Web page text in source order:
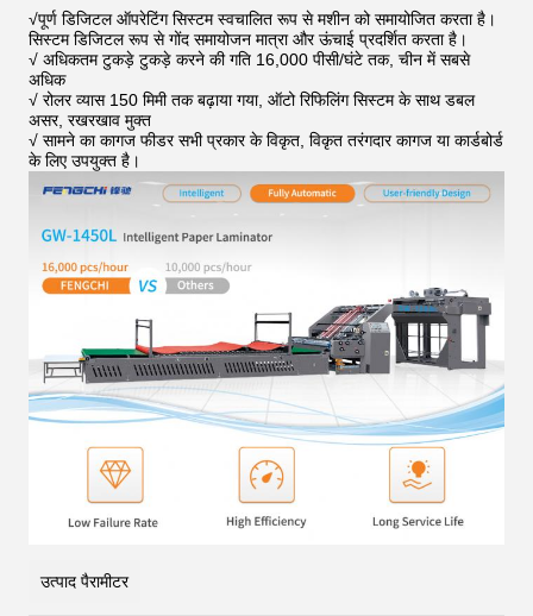
√पूर्ण डिजिटल ऑपरेटिंग सिस्टम स्वचालित रूप से मशीन को समायोजित करता है।
सिस्टम डिजिटल रूप से गोंद समायोजन मात्रा और ऊंचाई प्रदर्शित करता है।
√ अधिकतम टुकड़े टुकड़े करने की गति 16,000 पीसी/घंटे तक, चीन में सबसे
अधिक
√ रोलर व्यास 150 मिमी तक बढ़ाया गया, ऑटो रिफिलिंग सिस्टम के साथ डबल
असर, रखरखाव मुक्त
√ सामने का कागज फीडर सभी प्रकार के विकृत, विकृत तरंगदार कागज या कार्डबोर्ड
के लिए उपयुक्त है।
उत्पाद पैरामीटर